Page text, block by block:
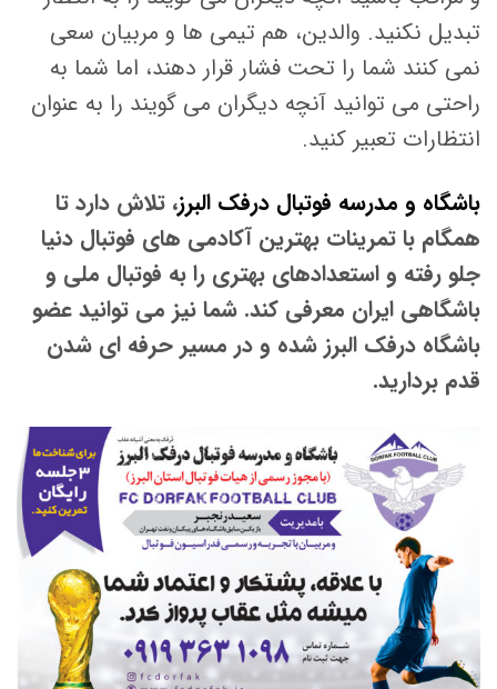
تبدیل نکنید. والدین، ​​هم تیمی ها و مربیان سعی
نمی کنند شما را تحت فشار قرار دهند، اما شما به
راحتی می توانید آنچه دیگران می گویند را به عنوان
انتظارات تعبیر کنید.
باشگاه و مدرسه فوتبال درفک البرز، تلاش دارد تا
همگام با تمرینات بهترین آکادمی های فوتبال دنیا
جلو رفته و استعدادهای بهتری را به فوتبال ملی و
باشگاهی ایران معرفی کند. شما نیز می توانید عضو
باشگاه درفک البرز شده و در مسیر حرفه ای شدن
قدم بردارید.